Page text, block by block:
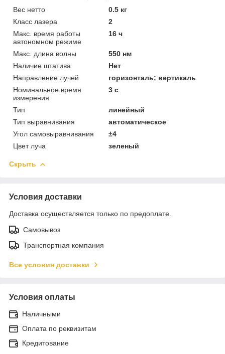
Вес нетто
0.5 кг
Класс лазера
2
Макс. время работы
автономном режиме
16 ч
Макс. длина волны
550 нм
Наличие штатива
Нет
Направление лучей
горизонталь; вертикаль
Номинальное время
измерения
3 с
Тип
линейный
Тип выравнивания
автоматическое
Угол самовыравнивания
±4
Цвет луча
зеленый
Скрыть
Условия доставки
Доставка осуществляется только по предоплате.
Самовывоз
Транспортная компания
Все условия доставки
Условия оплаты
Наличными
Оплата по реквизитам
Кредитование